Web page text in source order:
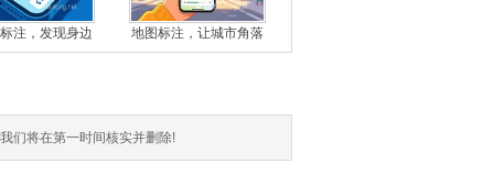
注，发现身边 地图标注，让城市角落
们将在第一时间核实并删除!